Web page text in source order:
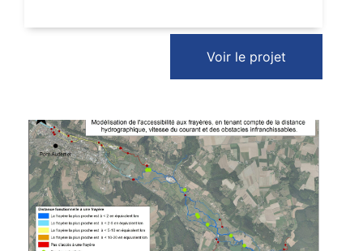
Voir le projet
VOIR